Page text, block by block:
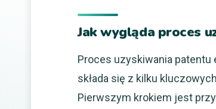
Jak wygląda proces
Proces uzyskiwania patentu
składa się z kilku
Pierwszym krokiem jest